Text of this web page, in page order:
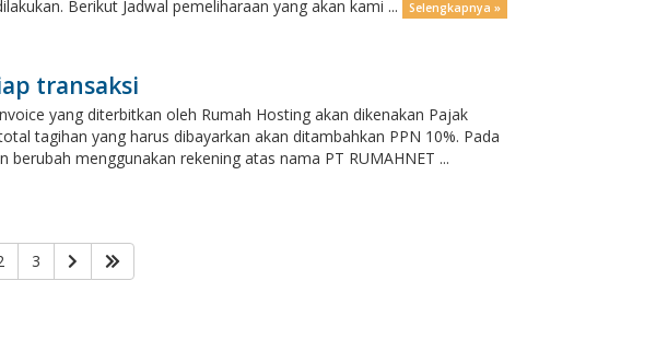
Berikut Jadwal pemeliharaan yang akan kami ...
Selengkapnya »
transaksi
yang diterbitkan oleh Rumah Hosting akan dikenakan Pajak
tagihan yang harus dibayarkan akan ditambahkan PPN 10%. Pada
menggunakan rekening atas nama PT RUMAHNET ...
3